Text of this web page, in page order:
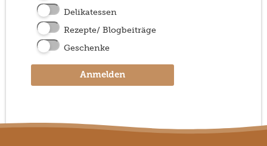
Delikatessen
Rezepte/ Blogbeiträge
Geschenke
Anmelden